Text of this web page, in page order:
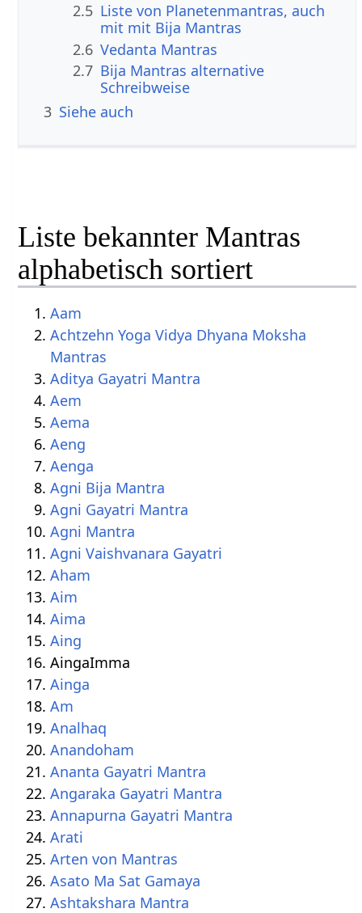
2.5 Liste von Planetenmantras, auch
mit mit Bija Mantras
2.6 Vedanta Mantras
2.7 Bija Mantras alternative
Schreibweise
3 Siehe auch
Liste bekannter Mantras
alphabetisch sortiert
Aam
Achtzehn Yoga Vidya Dhyana Moksha
Mantras
Aditya Gayatri Mantra
Aem
Aema
Aeng
Aenga
Agni Bija Mantra
Agni Gayatri Mantra
Agni Mantra
Agni Vaishvanara Gayatri
Aham
Aim
Aima
Aing
AingaImma
Ainga
Am
Analhaq
Anandoham
Ananta Gayatri Mantra
Angaraka Gayatri Mantra
Annapurna Gayatri Mantra
Arati
Arten von Mantras
Asato Ma Sat Gamaya
Ashtakshara Mantra